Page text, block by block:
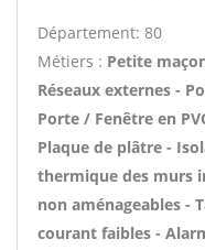
Département: 80
Métiers : Petite
Réseaux externes -
Porte / Fenêtre en
Plaque de plâtre -
thermique des murs
non aménageables -
courant faibles -